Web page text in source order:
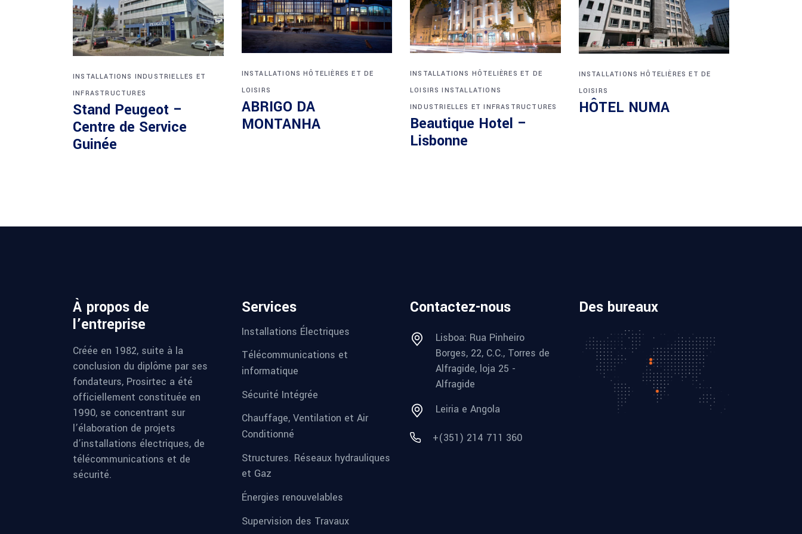
INSTALLATIONS INDUSTRIELLES ET
INFRASTRUCTURES
Stand Peugeot –
Centre de Service
Guinée
INSTALLATIONS HÔTELIÈRES ET DE
LOISIRS
ABRIGO DA
MONTANHA
INSTALLATIONS HÔTELIÈRES ET DE
LOISIRS INSTALLATIONS
INDUSTRIELLES ET INFRASTRUCTURES
Beautique Hotel –
Lisbonne
INSTALLATIONS HÔTELIÈRES ET DE
LOISIRS
HÔTEL NUMA
À propos de
l’entreprise
Créée en 1982, suite à la
conclusion du diplôme par ses
fondateurs, Prosirtec a été
officiellement constituée en
1990, se concentrant sur
l’élaboration de projets
d’installations électriques, de
télécommunications et de
sécurité.
Services
Installations Électriques
Télécommunications et
informatique
Sécurité Intégrée
Chauffage, Ventilation et Air
Conditionné
Structures. Réseaux hydrauliques
et Gaz
Énergies renouvelables
Supervision des Travaux
Contactez-nous
Lisboa: Rua Pinheiro
Borges, 22, C.C., Torres de
Alfragide, loja 25 -
Alfragide
Leiria e Angola
+(351) 214 711 360
Des bureaux